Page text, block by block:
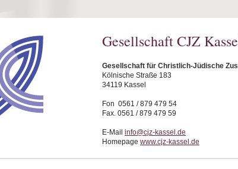
Gesellschaft CJZ
Gesellschaft für Christlich-Jüdische
Kölnische Straße 183
34119 Kassel
Fon 0561 / 879 479 54
Fax. 0561 / 879 479 59
E-Mail info@cjz-kassel.de
Homepage www.cjz-kassel.de